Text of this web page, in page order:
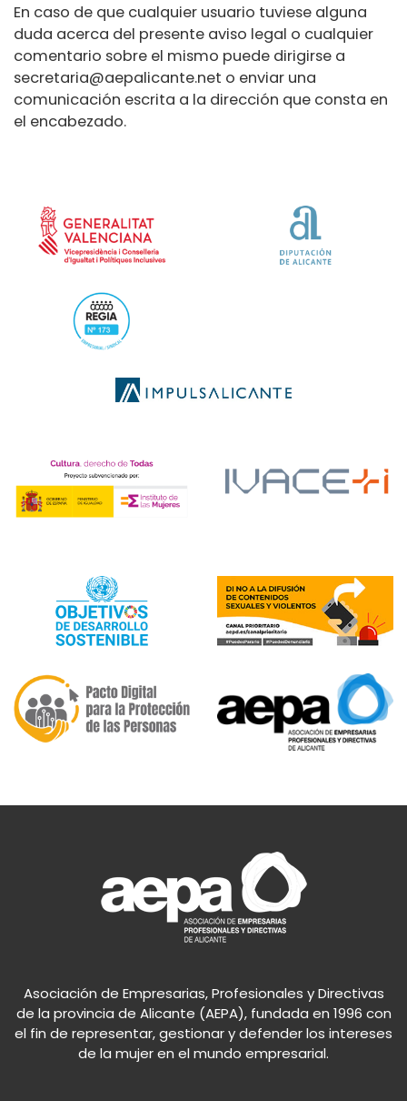
En caso de que cualquier usuario tuviese alguna
duda acerca del presente aviso legal o cualquier
comentario sobre el mismo puede dirigirse a
secretaria@aepalicante.net o enviar una
comunicación escrita a la dirección que consta en
el encabezado.
Asociación de Empresarias, Profesionales y Directivas
de la provincia de Alicante (AEPA), fundada en 1996 con
el fin de representar, gestionar y defender los intereses
de la mujer en el mundo empresarial.